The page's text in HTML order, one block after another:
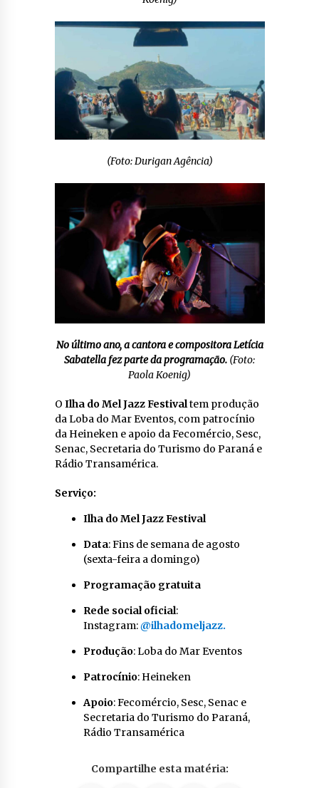
(Foto: Durigan Agência)
No último ano, a cantora e compositora Letícia
Sabatella fez parte da programação. (Foto:
Paola Koenig)
O Ilha do Mel Jazz Festivaltem produção
da Loba do Mar Eventos, com patrocínio
da Heineken e apoio da Fecomércio, Sesc,
Senac, Secretaria do Turismo do Paraná e
Rádio Transamérica.
Serviço:
Ilha do Mel Jazz Festival
Data: Fins de semana de agosto
(sexta-feira a domingo)
Programação gratuita
Rede social oficial:
Instagram:@ilhadomeljazz.
Produção: Loba do Mar Eventos
Patrocínio: Heineken
Apoio: Fecomércio, Sesc, Senac e
Secretaria do Turismo do Paraná,
Rádio Transamérica
Compartilhe esta matéria: